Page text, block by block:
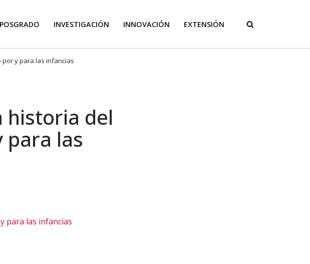
POSGRADO INVESTIGACIÓN INNOVACIÓN EXTENSIÓN
y para las infancias
historia del
para las
para las infancias